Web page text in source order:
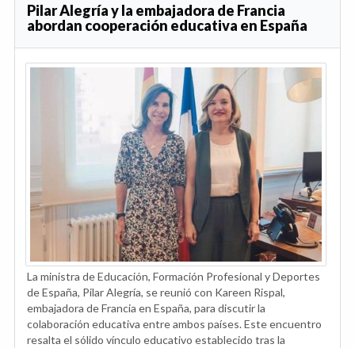
Pilar Alegría y la embajadora de Francia
abordan cooperación educativa en España
La ministra de Educación, Formación Profesional y Deportes
de España, Pilar Alegría, se reunió con Kareen Rispal,
embajadora de Francia en España, para discutir la
colaboración educativa entre ambos países. Este encuentro
resalta el sólido vínculo educativo establecido tras la